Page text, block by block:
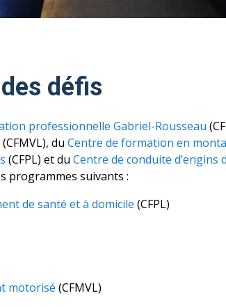
défis
professionnelle Gabriel-Rousseau
(CFMVL), du Centre de formation en
(CFPL) et du Centre de conduite d’engins
programmes suivants :
de santé et à domicile (CFPL)
motorisé (CFMVL)